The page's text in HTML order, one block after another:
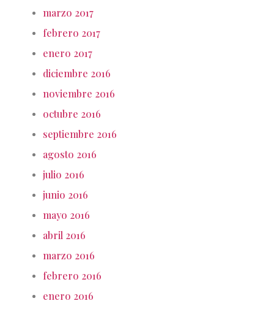
marzo 2017
febrero 2017
enero 2017
diciembre 2016
noviembre 2016
octubre 2016
septiembre 2016
agosto 2016
julio 2016
junio 2016
mayo 2016
abril 2016
marzo 2016
febrero 2016
enero 2016